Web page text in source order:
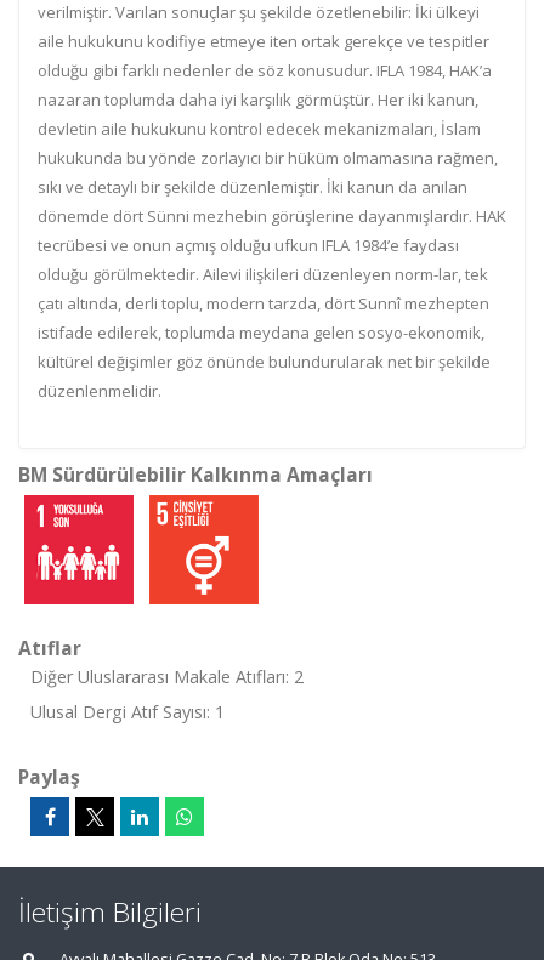
verilmiştir. Varılan sonuçlar şu şekilde özetlenebilir: İki ülkeyi
aile hukukunu kodifiye etmeye iten ortak gerekçe ve tespitler
olduğu gibi farklı nedenler de söz konusudur. IFLA 1984, HAK’a
nazaran toplumda daha iyi karşılık görmüştür. Her iki kanun,
devletin aile hukukunu kontrol edecek mekanizmaları, İslam
hukukunda bu yönde zorlayıcı bir hüküm olmamasına rağmen,
sıkı ve detaylı bir şekilde düzenlemiştir. İki kanun da anılan
dönemde dört Sünni mezhebin görüşlerine dayanmışlardır. HAK
tecrübesi ve onun açmış olduğu ufkun IFLA 1984’e faydası
olduğu görülmektedir. Ailevi ilişkileri düzenleyen norm-lar, tek
çatı altında, derli toplu, modern tarzda, dört Sunnî mezhepten
istifade edilerek, toplumda meydana gelen sosyo-ekonomik,
kültürel değişimler göz önünde bulundurularak net bir şekilde
düzenlenmelidir.
BM Sürdürülebilir Kalkınma Amaçları
Atıflar
Diğer Uluslararası Makale Atıfları: 2
Ulusal Dergi Atıf Sayısı: 1
Paylaş
İletişim Bilgileri